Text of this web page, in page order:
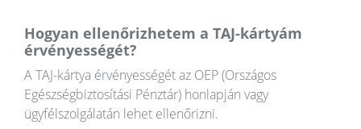
Hogyan ellenőrizhetem a TAJ-kártyám
érvényességét?
A TAJ-kártya érvényességét az OEP (Országos
Egészségbiztosítási Pénztár) honlapján vagy
ügyfélszolgálatán lehet ellenőrizni.